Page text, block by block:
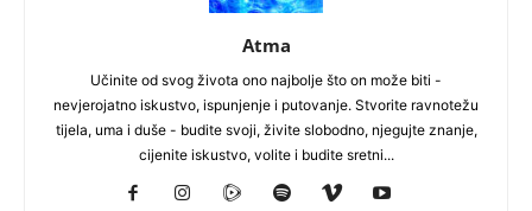
Atma
Učinite od svog života ono najbolje što on može biti -
nevjerojatno iskustvo, ispunjenje i putovanje. Stvorite ravnotežu
tijela, uma i duše - budite svoji, živite slobodno, njegujte znanje,
cijenite iskustvo, volite i budite sretni...